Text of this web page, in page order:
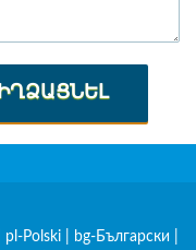
ԻՂՁԱՑՆԵԼ
pl-Polski bg-Български